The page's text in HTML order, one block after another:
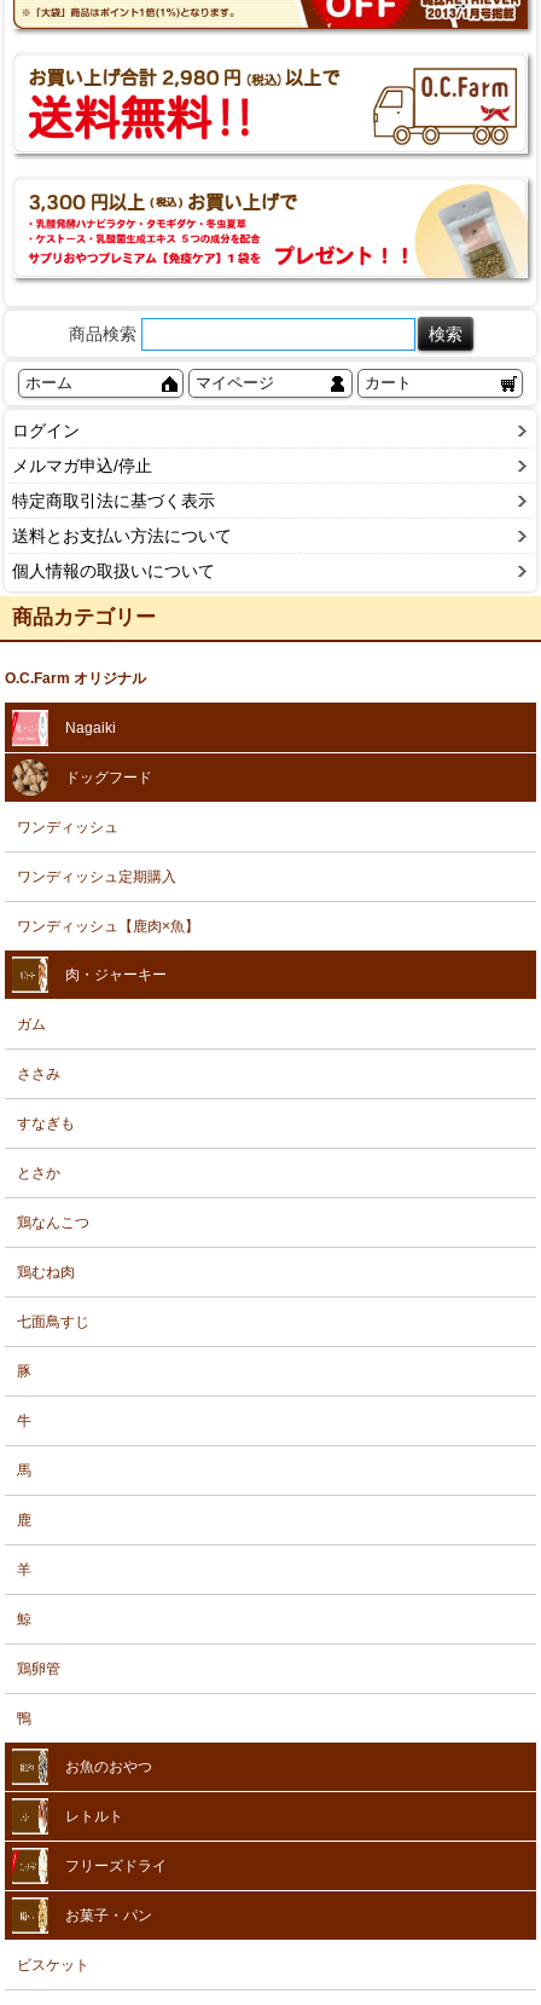
商品検索
ホーム マイページ カート
ログイン
メルマガ申込/停止
特定商取引法に基づく表示
送料とお支払い方法について
個人情報の取扱いについて
商品カテゴリー
O.C.Farm オリジナル
Nagaiki
ドッグフード
ワンディッシュ
ワンディッシュ定期購入
ワンディッシュ【鹿肉×魚】
肉・ジャーキー
ガム
ささみ
すなぎも
とさか
鶏なんこつ
鶏むね肉
七面鳥すじ
豚
牛
馬
鹿
羊
鯨
鶏卵管
鴨
お魚のおやつ
レトルト
フリーズドライ
お菓子・パン
ビスケット